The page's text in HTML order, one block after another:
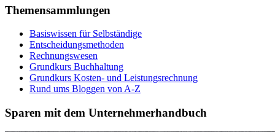
Themensammlungen
Basiswissen für Selbständige
Entscheidungsmethoden
Rechnungswesen
Grundkurs Buchhaltung
Grundkurs Kosten- und Leistungsrechnung
Rund ums Bloggen von A-Z
Sparen mit dem Unternehmerhandbuch